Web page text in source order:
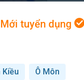
tuyển dụng
Kiều
Ô Môn